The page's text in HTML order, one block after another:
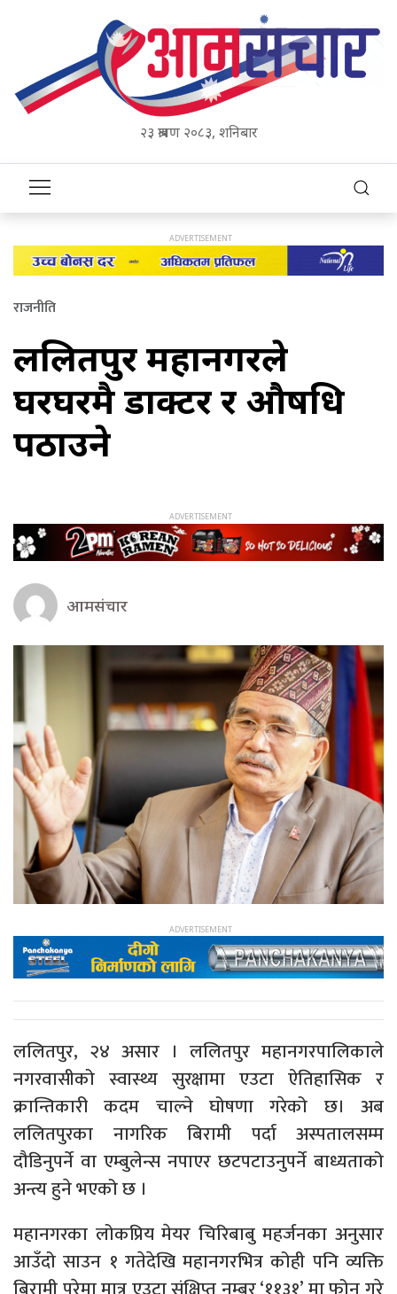
२३ श्रावण २०८३, शनिबार
राजनीति
ललितपुर महानगरले
घरघरमै डाक्टर र औषधि
पठाउने
आमसंचार
​ललितपुर, २४ असार । ललितपुर महानगरपालिकाले
नगरवासीको स्वास्थ्य सुरक्षामा एउटा ऐतिहासिक र
क्रान्तिकारी कदम चाल्ने घोषणा गरेको छ। अब
ललितपुरका नागरिक बिरामी पर्दा अस्पतालसम्म
दौडिनुपर्ने वा एम्बुलेन्स नपाएर छटपटाउनुपर्ने बाध्यताको
अन्त्य हुने भएको छ ।
​महानगरका लोकप्रिय मेयर चिरिबाबु महर्जनका अनुसार
आउँदो साउन १ गतेदेखि महानगरभित्र कोही पनि व्यक्ति